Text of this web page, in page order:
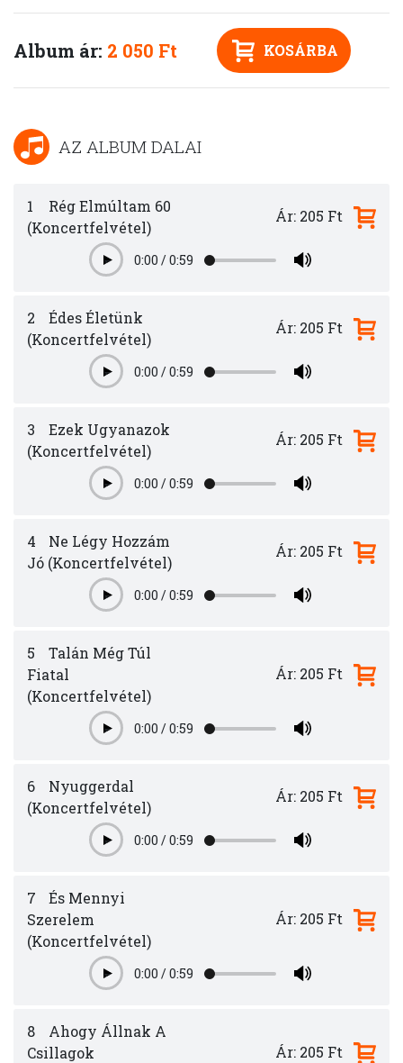
Album ár: 2 050 Ft KOSÁRBA
AZ ALBUM DALAI
1
Rég Elmúltam 60
(Koncertfelvétel)
Play0:00 /0:59
Ár: 205 Ft
2
Édes Életünk
(Koncertfelvétel)
Play0:00 /0:59
Ár: 205 Ft
3
Ezek Ugyanazok
(Koncertfelvétel)
Play0:00 /0:59
Ár: 205 Ft
4
Ne Légy Hozzám
Jó (Koncertfelvétel)
Play0:00 /0:59
Ár: 205 Ft
5
Talán Még Túl
Fiatal
(Koncertfelvétel)
Play0:00 /0:59
Ár: 205 Ft
6
Nyuggerdal
(Koncertfelvétel)
Play0:00 /0:59
Ár: 205 Ft
7
És Mennyi
Szerelem
(Koncertfelvétel)
Play0:00 /0:59
Ár: 205 Ft
8
Ahogy Állnak A
Csillagok
Ár: 205 Ft